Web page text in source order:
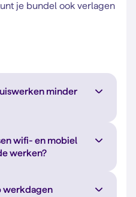
je bundel ook verlagen
minder
wifi- en mobiel
werken?
werkdagen